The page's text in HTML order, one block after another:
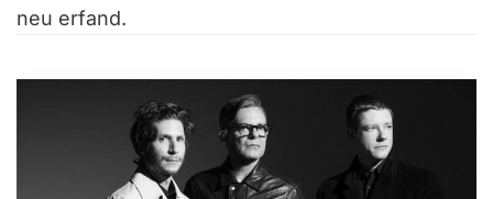
neu erfand.